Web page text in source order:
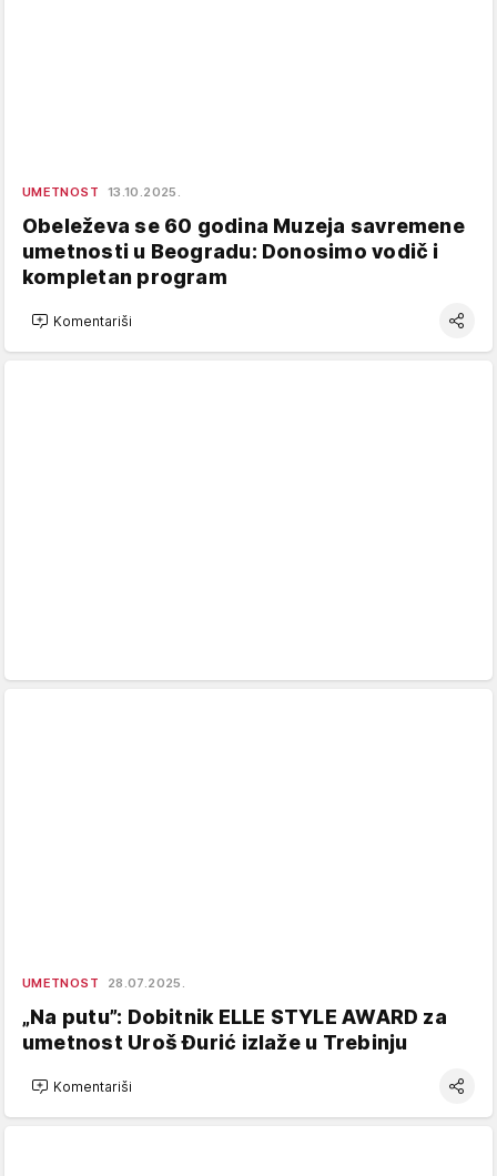
UMETNOST 13.10.2025.
Obeleževa se 60 godina Muzeja savremene
umetnosti u Beogradu: Donosimo vodič i
kompletan program
Komentariši
UMETNOST 28.07.2025.
„Na putu”: Dobitnik ELLE STYLE AWARD za
umetnost Uroš Đurić izlaže u Trebinju
Komentariši